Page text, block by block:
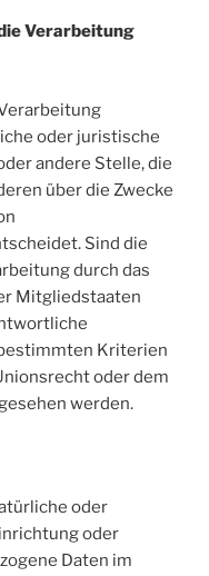
Verarbeitung
oder juristische
andere Stelle, die
über die Zwecke
Sind die
durch das
Mitgliedstaaten
Kriterien
oder dem
werden.
oder
oder
Daten im